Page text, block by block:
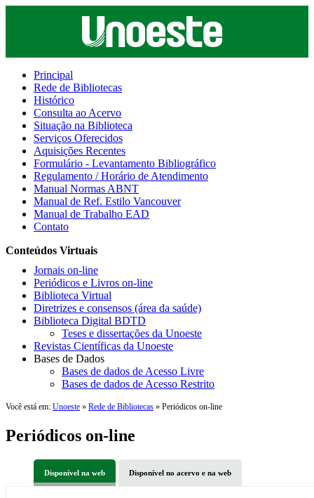
Principal
Rede de Bibliotecas
Histórico
Consulta ao Acervo
Situação na Biblioteca
Serviços Oferecidos
Aquisições Recentes
Formulário - Levantamento Bibliográfico
Regulamento / Horário de Atendimento
Manual Normas ABNT
Manual de Ref. Estilo Vancouver
Manual de Trabalho EAD
Contato
Conteúdos Virtuais
Jornais on-line
Periódicos e Livros on-line
Biblioteca Virtual
Diretrizes e consensos (área da saúde)
Biblioteca Digital BDTD
Teses e dissertações da Unoeste
Revistas Científicas da Unoeste
Bases de Dados
Bases de dados de Acesso Livre
Bases de dados de Acesso Restrito
Você está em: Unoeste » Rede de Bibliotecas » Periódicos on-line
Periódicos on-line
Disponível na web Disponível no acervo e na web